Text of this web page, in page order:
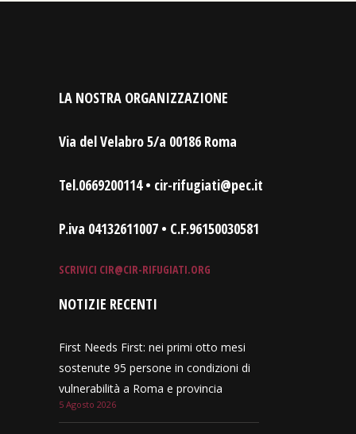
LA NOSTRA ORGANIZZAZIONE
Via del Velabro 5/a 00186 Roma
Tel.0669200114 • cir-rifugiati@pec.it
P.iva 04132611007 • C.F.96150030581
SCRIVICI CIR@CIR-RIFUGIATI.ORG
NOTIZIE RECENTI
First Needs First: nei primi otto mesi
sostenute 95 persone in condizioni di
vulnerabilità a Roma e provincia
5 Agosto 2026